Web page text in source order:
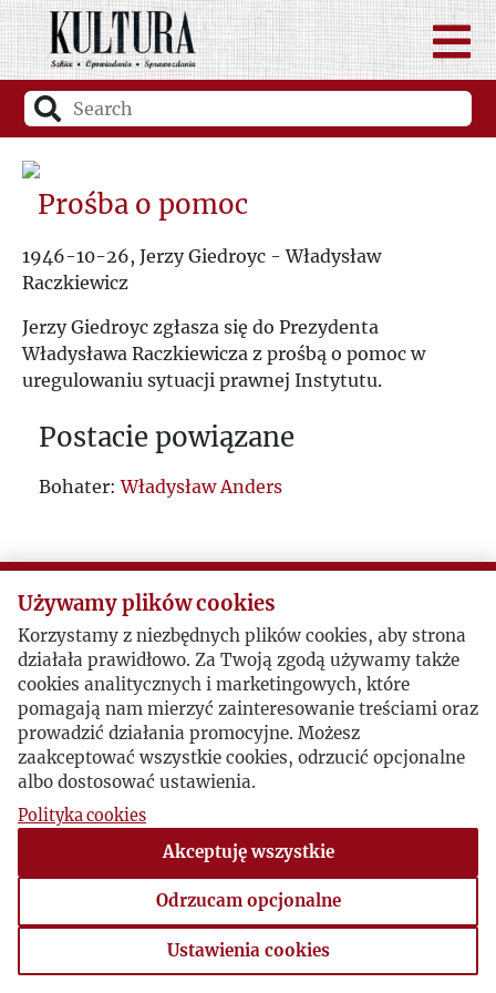
Prośba o pomoc
1946-10-26, Jerzy Giedroyc - Władysław
Raczkiewicz
Jerzy Giedroyc zgłasza się do Prezydenta
Władysława Raczkiewicza z prośbą o pomoc w
uregulowaniu sytuacji prawnej Instytutu.
Postacie powiązane
Bohater:Władysław Anders
Używamy plików cookies
Korzystamy z niezbędnych plików cookies, aby strona
działała prawidłowo. Za Twoją zgodą używamy także
cookies analitycznych i marketingowych, które
pomagają nam mierzyć zainteresowanie treściami oraz
prowadzić działania promocyjne. Możesz
zaakceptować wszystkie cookies, odrzucić opcjonalne
albo dostosować ustawienia.
Polityka cookies
Akceptuję wszystkie
Odrzucam opcjonalne
Ustawienia cookies
Ustawienia cookies